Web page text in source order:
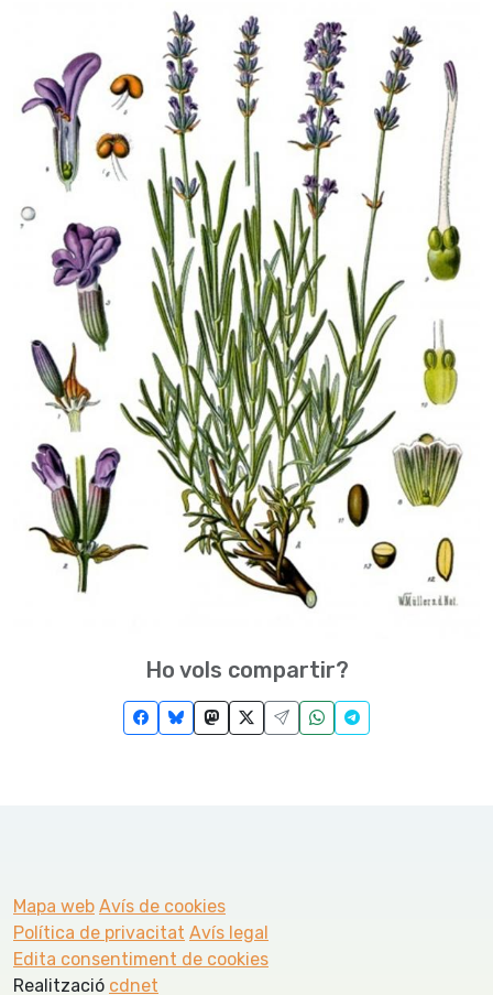
Ho vols compartir?
Mapa web Avís de cookies
Política de privacitat Avís legal
Edita consentiment de cookies
Realització cdnet